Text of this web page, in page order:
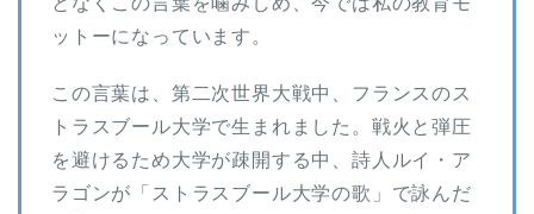
ットーになっています。
この言葉は、第二次世界大戦中、フランスのス
トラスブール大学で生まれました。戦火と弾圧
を避けるため大学が疎開する中、詩人ルイ・ア
ラゴンが「ストラスブール大学の歌」で詠んだ